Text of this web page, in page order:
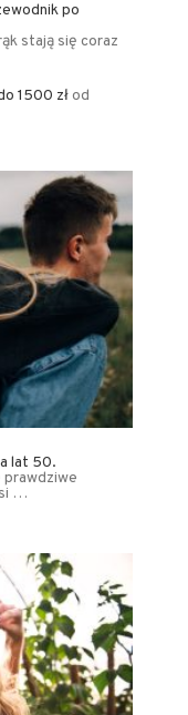
po
stają się coraz
1500 złod
lat 50.
…